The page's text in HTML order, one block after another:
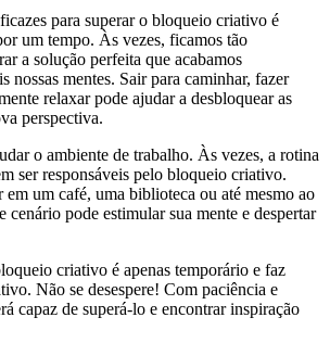
para superar o bloqueio criativo é
um tempo. Às vezes, ficamos tão
a solução perfeita que acabamos
nossas mentes. Sair para caminhar, fazer
relaxar pode ajudar a desbloquear as
perspectiva.
o ambiente de trabalho. Às vezes, a rotina
ser responsáveis pelo bloqueio criativo.
em um café, uma biblioteca ou até mesmo ao
cenário pode estimular sua mente e despertar
criativo é apenas temporário e faz
Não se desespere! Com paciência e
capaz de superá-lo e encontrar inspiração